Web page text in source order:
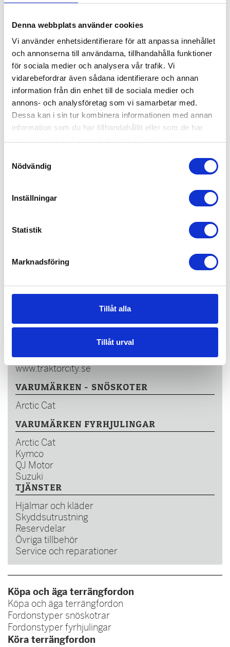
Denna webbplats använder cookies
Vi använder enhetsidentifierare för att anpassa innehållet
och annonserna till användarna, tillhandahålla funktioner
för sociala medier och analysera vår trafik. Vi
vidarebefordrar även sådana identifierare och annan
information från din enhet till de sociala medier och
annons- och analysföretag som vi samarbetar med.
Dessa kan i sin tur kombinera informationen med annan
information som du har tillhandahållit eller som de har
Nödvändig
Inställningar
Statistik
Marknadsföring
Tillåt alla
Tillåt urval
Fina kampanpriser!
Vårt Program under Fyrhulingens dag
Visning av nyheter från GOES ATV
KONTAKT
94336 ÖJEBYN
info@traktorcity.se
www.traktorcity.se
VARUMÄRKEN - SNÖSKOTER
Arctic Cat
VARUMÄRKEN FYRHJULINGAR
Arctic Cat
Kymco
QJ Motor
Suzuki
TJÄNSTER
Hjälmar och kläder
Skyddsutrustning
Reservdelar
Övriga tillbehör
Service och reparationer
Köpa och äga terrängfordon
Köpa och äga terrängfordon
Fordonstyper snöskotrar
Fordonstyper fyrhjulingar
Köra terrängfordon